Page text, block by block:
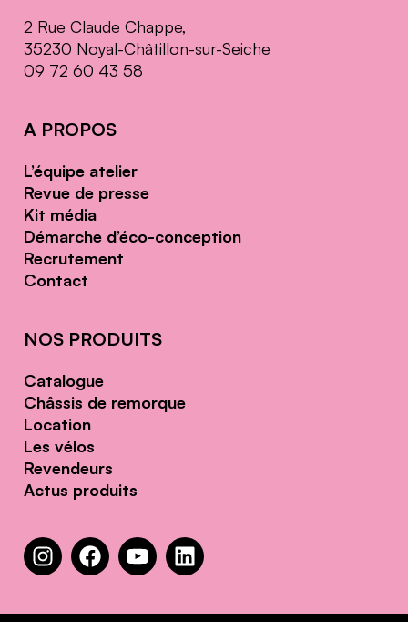
2 Rue Claude Chappe,
35230 Noyal-Châtillon-sur-Seiche
09 72 60 43 58
A PROPOS
L’équipe atelier
Revue de presse
Kit média
Démarche d’éco-conception
Recrutement
Contact
NOS PRODUITS
Catalogue
Châssis de remorque
Location
Les vélos
Revendeurs
Actus produits